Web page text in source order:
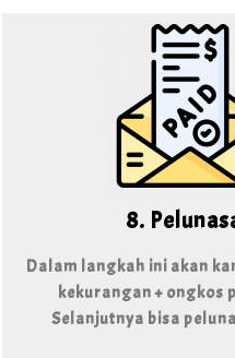
8.
Dalam langkah ini akan
kekurangan + ongkos
Selanjutnya bisa